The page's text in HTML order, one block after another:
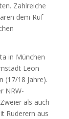
Zahlreiche
dem Ruf
in München
Leon
(17/18 Jahre).
NRW-
als auch
Ruderern aus